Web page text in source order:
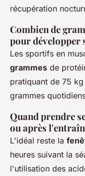
récupération
Combien de
pour développer
Les sportifs en
grammes de
pratiquant de 75
grammes
Quand prendre
ou après
L'idéal reste la
heures suivant la
l'utilisation des